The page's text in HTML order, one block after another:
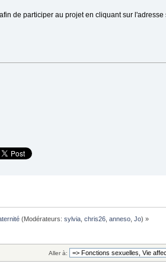
de participer au projet en cliquant sur l'adresse
(Modérateurs: sylvia, chris26, anneso, Jo) »
Aller à: